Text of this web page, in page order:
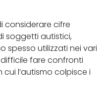
considerare cifre
soggetti autistici,
spesso utilizzati nei vari
fare confronti
l’autismo colpisce i